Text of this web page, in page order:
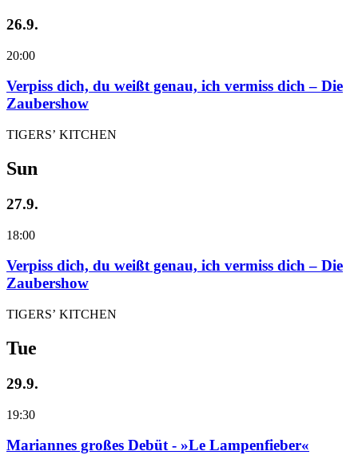
26.9.
20:00
Verpiss dich, du weißt genau, ich vermiss dich – Die
Zaubershow
TIGERS’ KITCHEN
Sun
27.9.
18:00
Verpiss dich, du weißt genau, ich vermiss dich – Die
Zaubershow
TIGERS’ KITCHEN
Tue
29.9.
19:30
Mariannes großes Debüt - »Le Lampenfieber«